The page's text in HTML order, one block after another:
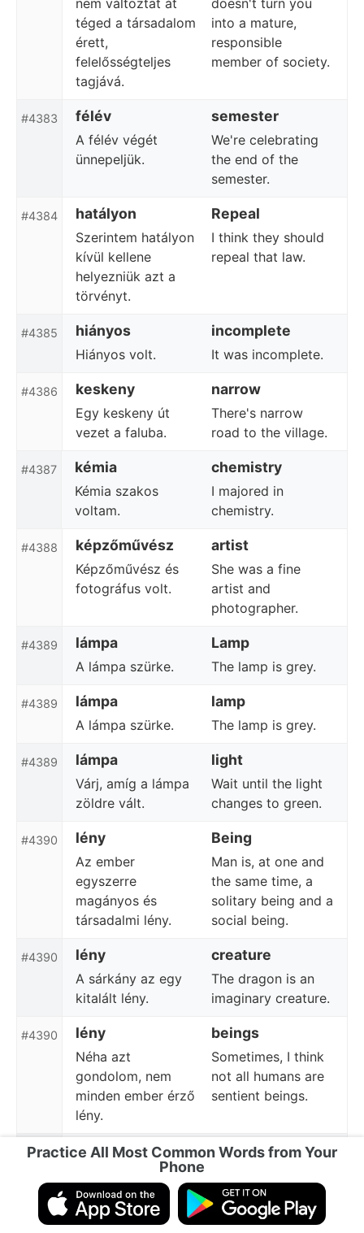
nem változtat át
téged a társadalom
érett,
felelősségteljes
tagjává.
doesn't turn you
into a mature,
responsible
member of society.
#4383 félév semester
A félév végét
ünnepeljük.
We're celebrating
the end of the
semester.
#4384 hatályon Repeal
Szerintem hatályon
kívül kellene
helyezniük azt a
törvényt.
I think they should
repeal that law.
#4385 hiányos incomplete
Hiányos volt. It was incomplete.
#4386 keskeny narrow
Egy keskeny út
vezet a faluba.
There's narrow
road to the village.
#4387 kémia chemistry
Kémia szakos
voltam.
I majored in
chemistry.
#4388 képzőművész artist
Képzőművész és
fotográfus volt.
She was a fine
artist and
photographer.
#4389 lámpa Lamp
A lámpa szürke. The lamp is grey.
#4389 lámpa lamp
A lámpa szürke. The lamp is grey.
#4389 lámpa light
Várj, amíg a lámpa
zöldre vált.
Wait until the light
changes to green.
#4390 lény Being
Az ember
egyszerre
magányos és
társadalmi lény.
Man is, at one and
the same time, a
solitary being and a
social being.
#4390 lény creature
A sárkány az egy
kitalált lény.
The dragon is an
imaginary creature.
#4390 lény beings
Néha azt
gondolom, nem
minden ember érző
lény.
Sometimes, I think
not all humans are
sentient beings.
#4390 lény being
egyszerre
magányos és
the same time, a
solitary being and a
Practice All Most Common Words from Your
Phone